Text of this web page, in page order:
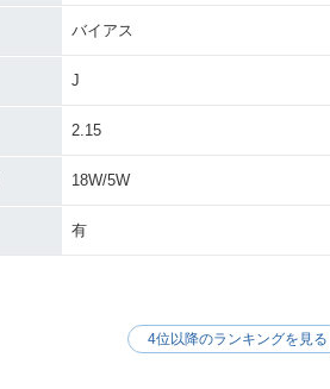
バイアス
J
2.15
18W/5W
有
4位以降のランキングを見る